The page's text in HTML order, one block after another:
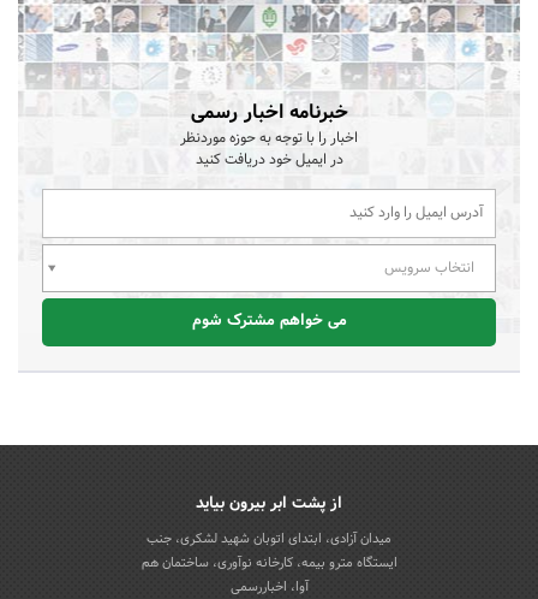
خبرنامه اخبار رسمی
اخبار را با توجه به حوزه موردنظر
در ایمیل خود دریافت کنید
انتخاب سرویس
می خواهم مشترک شوم
از پشت ابر بیرون بیاید
میدان آزادی، ابتدای اتوبان شهید لشکری، جنب
ایستگاه مترو بیمه، کارخانه نوآوری، ساختمان هم
آوا، اخباررسمی